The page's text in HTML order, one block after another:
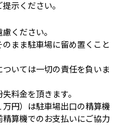
示ください。
ください。
まま駐車場に留め置くこと
いては一切の責任を負いま
料金を頂きます。
円）は駐車場出口の精算機
算機でのお支払いにご協力